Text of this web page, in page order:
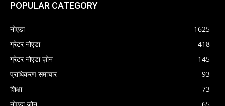
POPULAR CATEGORY
नोएडा
1625
ग्रेटर नोएडा
418
ग्रेटर नोएडा ज़ोन
145
प्राधिकरण समाचार
93
शिक्षा
73